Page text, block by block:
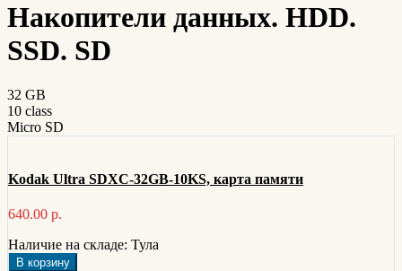
Накопители данных. HDD.
SSD. SD
32 GB
10 class
Micro SD
Kodak Ultra SDXC-32GB-10KS, карта памяти
640.00 р.
Наличие на складе: Тула
В корзину